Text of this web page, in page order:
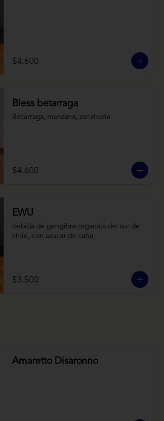
$4.600
Bless betarraga
Betarraga, manzana, zanahoria
$4.600
EWU
bebida de gengibre organica del sur de
chile, con azucar de caña
$3.500
Amaretto Disaronno